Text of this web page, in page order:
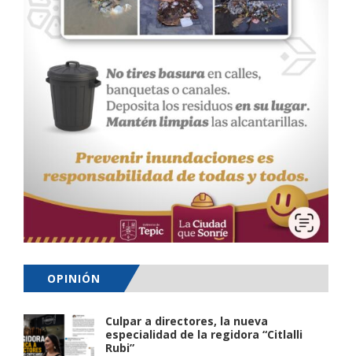
OPINIÓN
Culpar a directores, la nueva
especialidad de la regidora “Citlalli
Rubi”